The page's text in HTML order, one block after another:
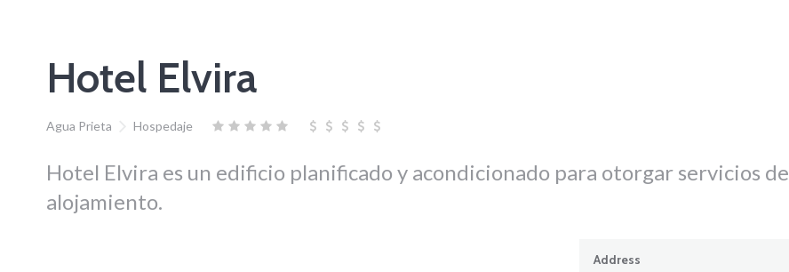
Hotel Elvira
Agua Prieta Hospedaje
Hotel Elvira es un edificio planificado y acondicionado para otorgar servicios de
alojamiento.
Address